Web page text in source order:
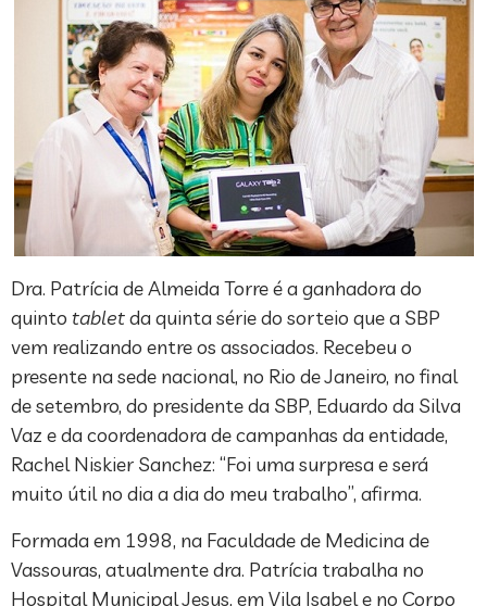
Dra. Patrícia de Almeida Torre é a ganhadora do
quinto tabletda quinta série do sorteio que a SBP
vem realizando entre os associados. Recebeu o
presente na sede nacional, no Rio de Janeiro, no final
de setembro, do presidente da SBP, Eduardo da Silva
Vaz e da coordenadora de campanhas da entidade,
Rachel Niskier Sanchez: “Foi uma surpresa e será
muito útil no dia a dia do meu trabalho”, afirma.
Formada em 1998, na Faculdade de Medicina de
Vassouras, atualmente dra. Patrícia trabalha no
Hospital Municipal Jesus, em Vila Isabel e no Corpo